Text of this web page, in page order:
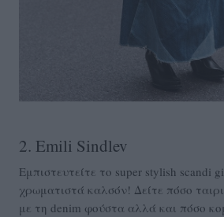
2. Emili Sindlev
Εμπιστευτείτε το super stylish scandi
χρωματιστά καλσόν! Δείτε πόσο
με τη denim φούστα αλλά και πόσο